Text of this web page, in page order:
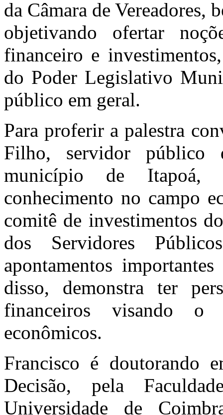
da Câmara de Vereadores,
objetivando ofertar
financeiro e
do Poder Legislativo
público em geral.
Para proferir a palestra
Filho, servidor público
município de Itapoá,
conhecimento no campo
comitê de investimentos
dos Servidores
apontamentos
disso, demonstra ter
financeiros visando o
econômicos.
Francisco é doutorando
Decisão, pela
Universidade de